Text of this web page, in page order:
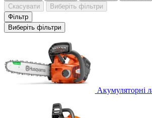
Скасувати
Виберіть фільтри
Фільтр
Виберіть фільтри
Акумуляторні